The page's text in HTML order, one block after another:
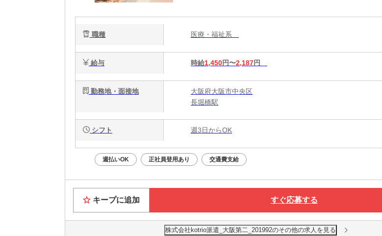
職種 医療・福祉系
給与 時給1,450円〜2,187円
勤務地・面接地
大阪府大阪市中央区
長堀橋駅
シフト 週3日からOK
週払いOK 正社員登用あり 交通費支給
キープに追加 すぐ応募する
株式会社kotrio派遣_大阪第二_201992のその他の求人を見る